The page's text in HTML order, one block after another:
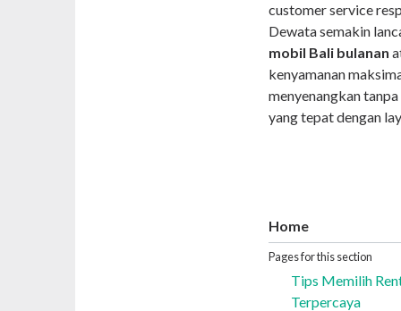
customer service
Dewata semakin
mobil Bali bulanan
kenyamanan
menyenangkan
yang tepat dengan
Home
Pages for this section
Tips Memilih
Terpercaya